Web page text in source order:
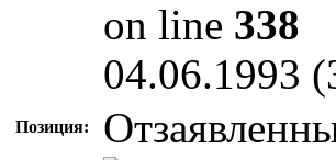
on line 338
04.06.1993
Позиция: